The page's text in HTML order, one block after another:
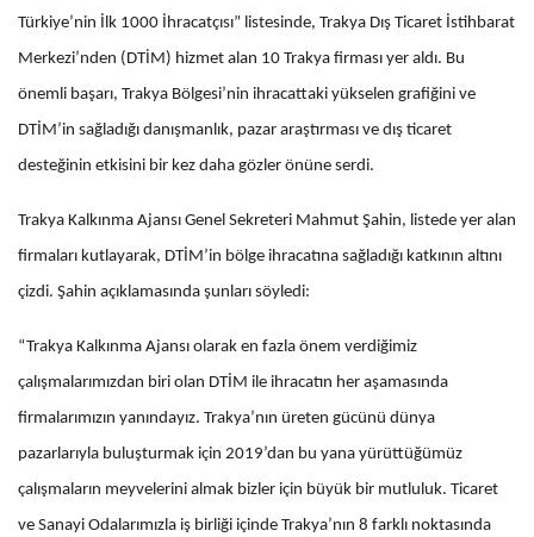
Türkiye’nin İlk 1000 İhracatçısı” listesinde, Trakya Dış Ticaret İstihbarat
Merkezi’nden (DTİM) hizmet alan 10 Trakya firması yer aldı. Bu
önemli başarı, Trakya Bölgesi’nin ihracattaki yükselen grafiğini ve
DTİM’in sağladığı danışmanlık, pazar araştırması ve dış ticaret
desteğinin etkisini bir kez daha gözler önüne serdi.
Trakya Kalkınma Ajansı Genel Sekreteri Mahmut Şahin, listede yer alan
firmaları kutlayarak, DTİM’in bölge ihracatına sağladığı katkının altını
çizdi. Şahin açıklamasında şunları söyledi:
“Trakya Kalkınma Ajansı olarak en fazla önem verdiğimiz
çalışmalarımızdan biri olan DTİM ile ihracatın her aşamasında
firmalarımızın yanındayız. Trakya’nın üreten gücünü dünya
pazarlarıyla buluşturmak için 2019’dan bu yana yürüttüğümüz
çalışmaların meyvelerini almak bizler için büyük bir mutluluk. Ticaret
ve Sanayi Odalarımızla iş birliği içinde Trakya’nın 8 farklı noktasında